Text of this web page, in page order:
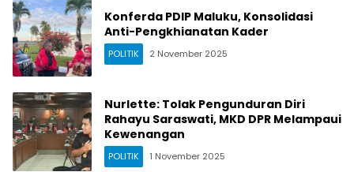
Konferda PDIP Maluku, Konsolidasi
Anti-Pengkhianatan Kader
POLITIK 2 November 2025
Nurlette: Tolak Pengunduran Diri
Rahayu Saraswati, MKD DPR Melampaui
Kewenangan
POLITIK 1 November 2025